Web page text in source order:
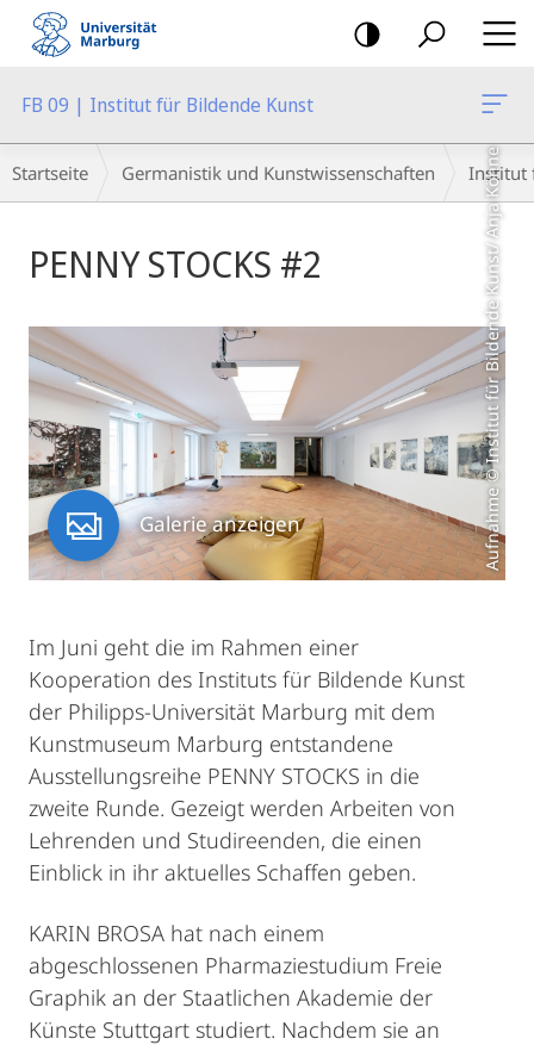
Mobile-
Navigation
FB 09 | Institut für Bildende Kunst
Breadcrumb-
Navigation
Startseite Germanistik und Kunstwissenschaften Institut
PENNY STOCKS #2 Aufnahme © Institut für Bildende Kunst/ Anja Köhne
Galerie anzeigen
Im Juni geht die im Rahmen einer
Kooperation des Instituts für Bildende Kunst
der Philipps-Universität Marburg mit dem
Kunstmuseum Marburg entstandene
Ausstellungsreihe PENNY STOCKS in die
zweite Runde. Gezeigt werden Arbeiten von
Lehrenden und Studireenden, die einen
Einblick in ihr aktuelles Schaffen geben.
KARIN BROSA hat nach einem
abgeschlossenen Pharmaziestudium Freie
Graphik an der Staatlichen Akademie der
Künste Stuttgart studiert. Nachdem sie an